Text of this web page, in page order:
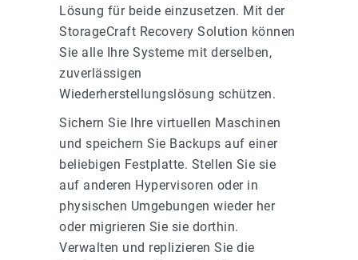
Lösung für beide einzusetzen. Mit der
StorageCraft Recovery Solution können
Sie alle Ihre Systeme mit derselben,
zuverlässigen
Wiederherstellungslösung schützen.
Sichern Sie Ihre virtuellen Maschinen
und speichern Sie Backups auf einer
beliebigen Festplatte. Stellen Sie sie
auf anderen Hypervisoren oder in
physischen Umgebungen wieder her
oder migrieren Sie sie dorthin.
Verwalten und replizieren Sie die